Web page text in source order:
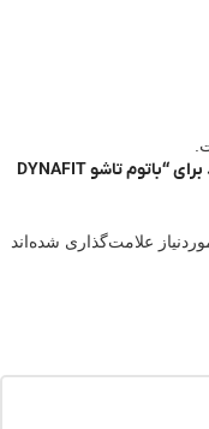
اولین نفری باشید که دیدگاهی را ارسال می کنید برای “باتوم تاشو DYNAFIT
علامت‌گذاری شده‌اند